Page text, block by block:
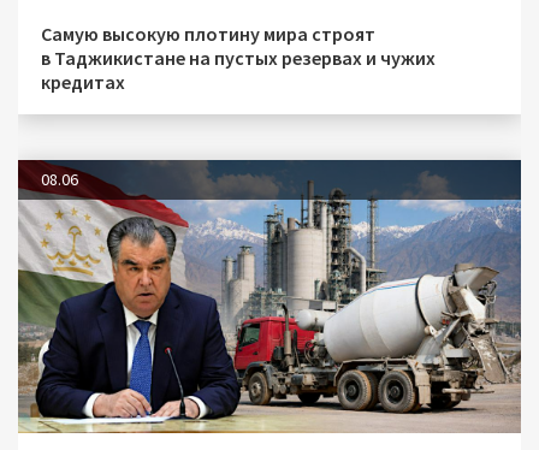
Самую высокую плотину мира строят
в Таджикистане на пустых резервах и чужих
кредитах
08.06